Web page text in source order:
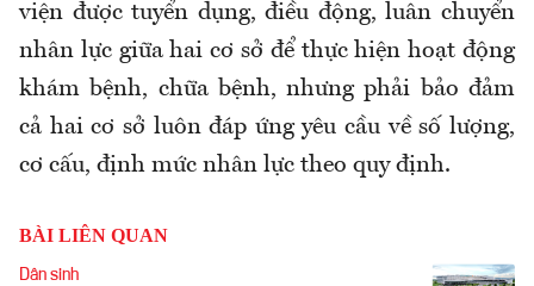
viện được tuyển dụng, điều động, luân chuyển
nhân lực giữa hai cơ sở để thực hiện hoạt động
khám bệnh, chữa bệnh, nhưng phải bảo đảm
cả hai cơ sở luôn đáp ứng yêu cầu về số lượng,
cơ cấu, định mức nhân lực theo quy định.
BÀI LIÊN QUAN
Dân sinh